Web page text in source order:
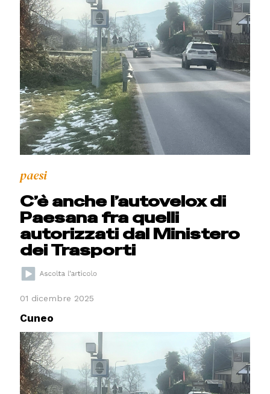
paesi
C’è anche l’autovelox di
Paesana fra quelli
autorizzati dal Ministero
dei Trasporti
01 dicembre 2025
Cuneo